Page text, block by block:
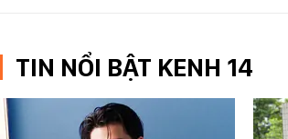
TIN NỔI BẬT KENH 14